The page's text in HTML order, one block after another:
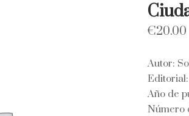
€20.00
Autor:
Año de
Número